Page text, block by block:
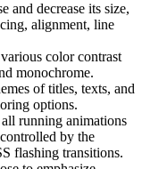
and decrease its size,
alignment, line
color contrast
monochrome.
of titles, texts, and
options.
running animations
by the
flashing transitions.